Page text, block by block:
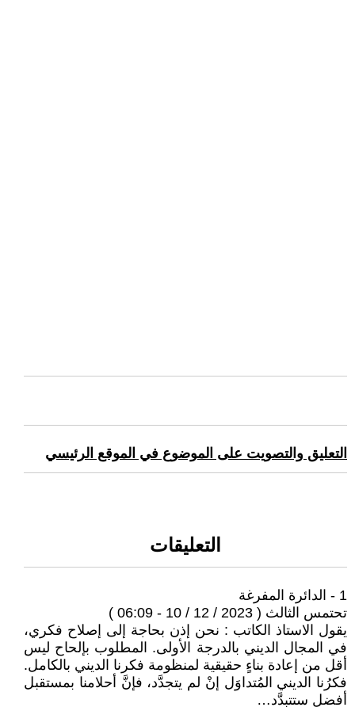
التعليق والتصويت على الموضوع في الموقع الرئيسي
التعليقات
1 - الدائرة المفرغة
تحتمس الثالث ( 2023 / 12 / 10 - 06:09 )
يقول الاستاذ الكاتب : نحن إذن بحاجة إلى إصلاح فكري،
في المجال الديني بالدرجة الأولى. المطلوب بإلحاح ليس
أقل من إعادة بناءٍ حقيقية لمنظومة فكرنا الديني بالكامل.
فكرُنا الديني المُتداوَل إنْ لم يتجدَّد، فإنَّ أحلامنا بمستقبل
أفضل ستتبدَّد…